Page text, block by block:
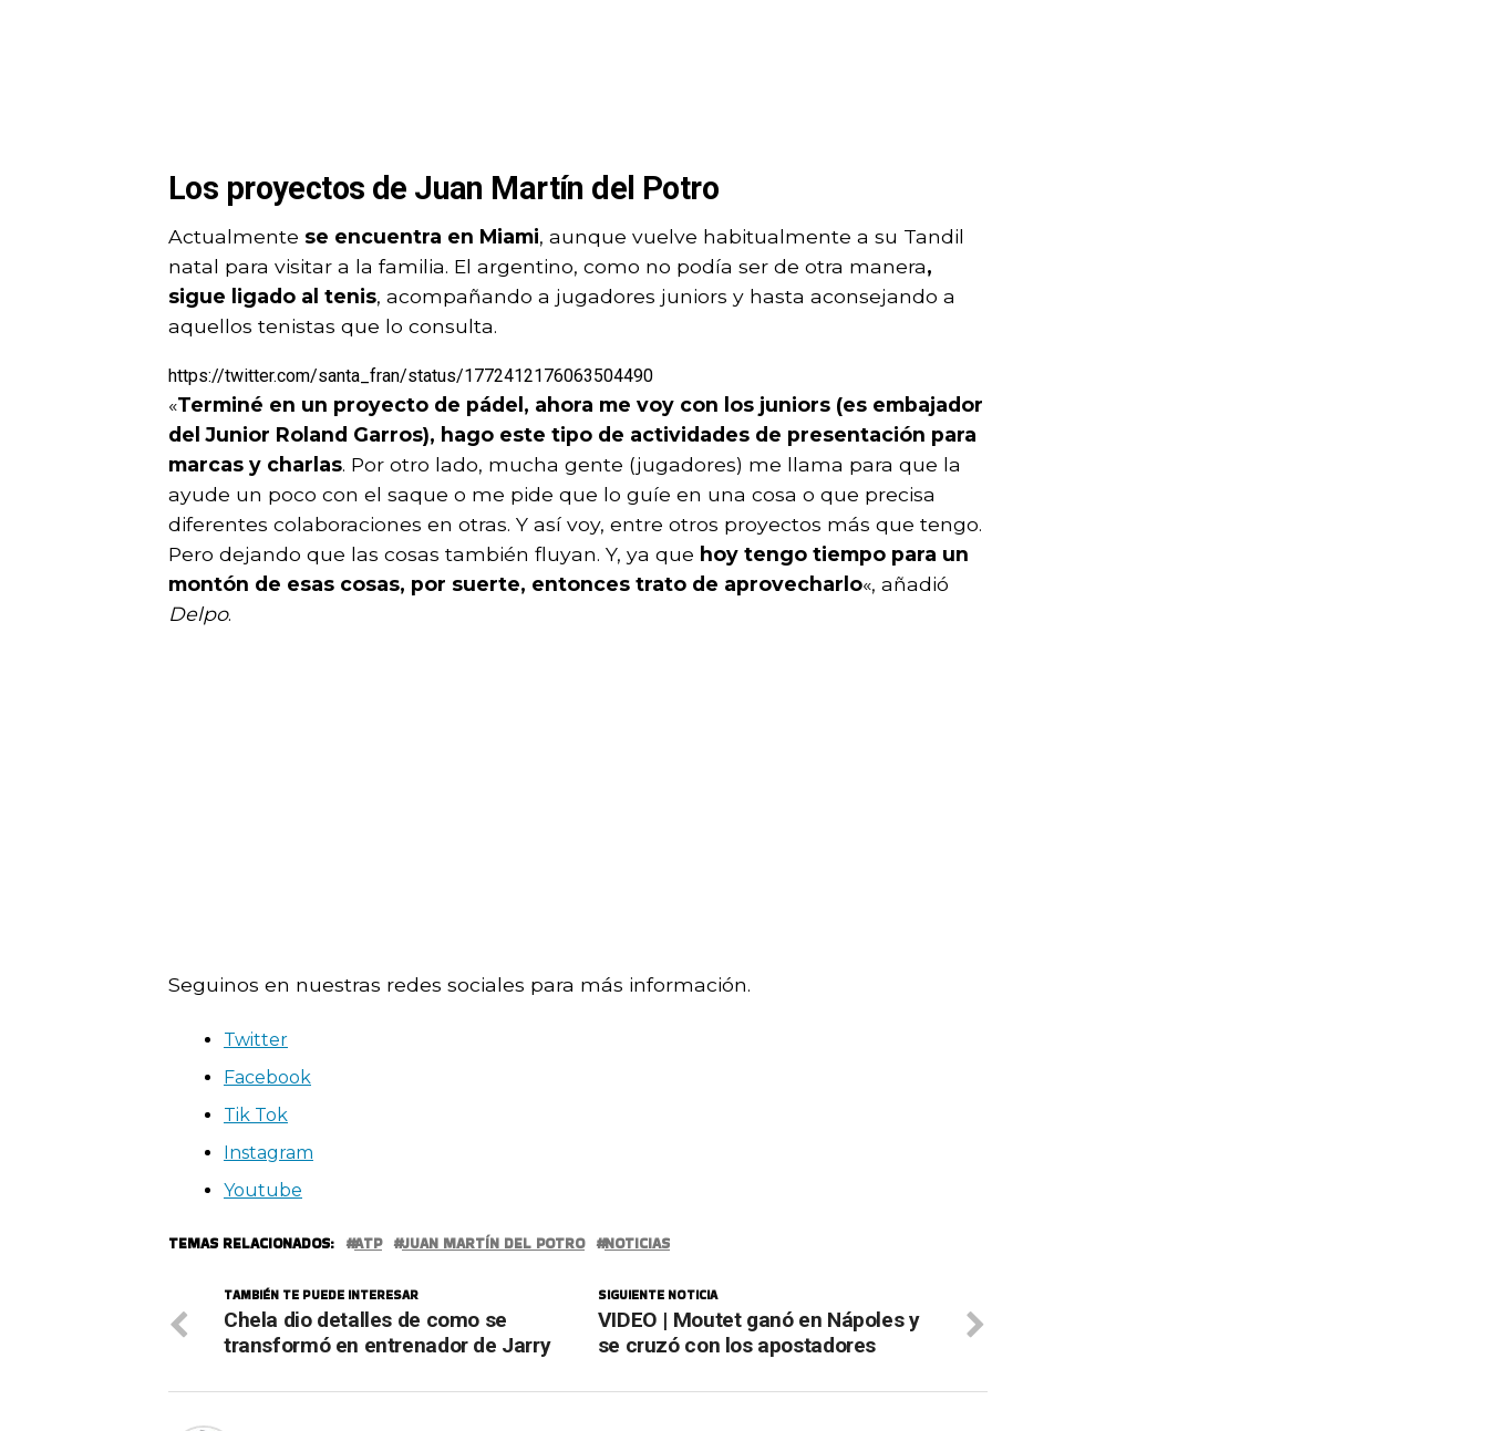
Los proyectos de Juan Martín del Potro
Actualmente se encuentra en Miami, aunque vuelve habitualmente a su Tandil
natal para visitar a la familia. El argentino, como no podía ser de otra manera,
sigue ligado al tenis, acompañando a jugadores juniors y hasta aconsejando a
aquellos tenistas que lo consulta.
https://twitter.com/santa_fran/status/1772412176063504490
«Terminé en un proyecto de pádel, ahora me voy con los juniors (es embajador
del Junior Roland Garros), hago este tipo de actividades de presentación para
marcas y charlas. Por otro lado, mucha gente (jugadores) me llama para que la
ayude un poco con el saque o me pide que lo guíe en una cosa o que precisa
diferentes colaboraciones en otras. Y así voy, entre otros proyectos más que tengo.
Pero dejando que las cosas también fluyan. Y, ya que hoy tengo tiempo para un
montón de esas cosas, por suerte, entonces trato de aprovecharlo«, añadió
Delpo.
Seguinos en nuestras redes sociales para más información.
Twitter
Facebook
Tik Tok
Instagram
Youtube
TEMAS RELACIONADOS: ATP JUAN MARTÍN DEL POTRO NOTICIAS
SIGUIENTE NOTICIA
VIDEO | Moutet ganó en Nápoles y
se cruzó con los apostadores
TAMBIÉN TE PUEDE INTERESAR
Chela dio detalles de como se
transformó en entrenador de Jarry